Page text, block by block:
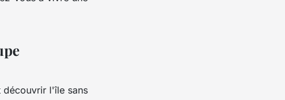
découvrir l'île sans